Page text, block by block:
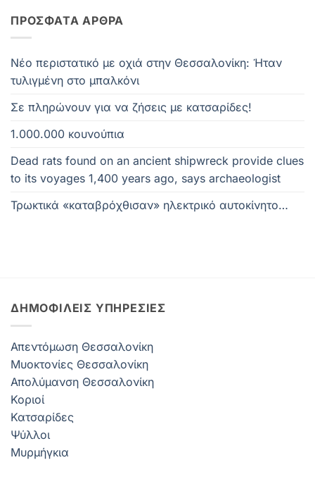
ΠΡΌΣΦΑΤΑ ΆΡΘΡΑ
Νέο περιστατικό με οχιά στην Θεσσαλονίκη: Ήταν
τυλιγμένη στο μπαλκόνι
Σε πληρώνουν για να ζήσεις με κατσαρίδες!
1.000.000 κουνούπια
Dead rats found on an ancient shipwreck provide clues
to its voyages 1,400 years ago, says archaeologist
Τρωκτικά «καταβρόχθισαν» ηλεκτρικό αυτοκίνητο…
ΔΗΜΟΦΙΛΕΊΣ ΥΠΗΡΕΣΊΕΣ
Απεντόμωση Θεσσαλονίκη
Μυοκτονίες Θεσσαλονίκη
Απολύμανση Θεσσαλονίκη
Κοριοί
Κατσαρίδες
Ψύλλοι
Μυρμήγκια